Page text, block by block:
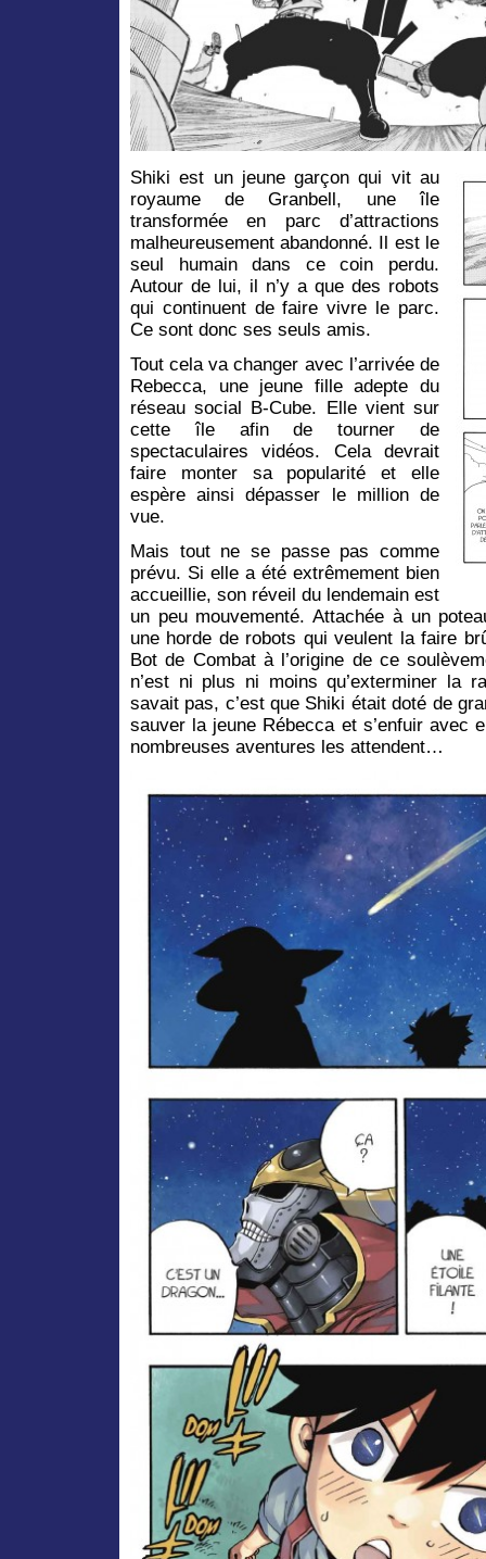
Shiki est un jeune garçon qui vit au
royaume de Granbell, une île
transformée en parc d’attractions
malheureusement abandonné. Il est le
seul humain dans ce coin perdu.
Autour de lui, il n’y a que des robots
qui continuent de faire vivre le parc.
Ce sont donc ses seuls amis.
Tout cela va changer avec l’arrivée de
Rebecca, une jeune fille adepte du
réseau social B-Cube. Elle vient sur
cette île afin de tourner de
spectaculaires vidéos. Cela devrait
faire monter sa popularité et elle
espère ainsi dépasser le million de
vue.
Mais tout ne se passe pas comme
prévu. Si elle a été extrêmement bien
accueillie, son réveil du lendemain est
un peu mouvementé. Attachée à un
une horde de robots qui veulent la faire
Bot de Combat à l’origine de ce
n’est ni plus ni moins qu’exterminer la
savait pas, c’est que Shiki était doté de
sauver la jeune Rébecca et s’enfuir avec
nombreuses aventures les attendent…